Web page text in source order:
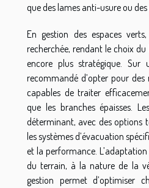
que des lames anti-usure ou
En gestion des espaces
recherchée, rendant le choix
encore plus stratégique. Sur
recommandé d’opter pour
capables de traiter
que les branches épaisses.
déterminant, avec des options
les systèmes d’évacuation
et la performance.
du terrain, à la nature de la
gestion permet d’optimiser